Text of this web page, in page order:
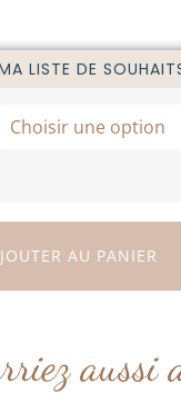
LISTE DE
AU PANIER
aussi